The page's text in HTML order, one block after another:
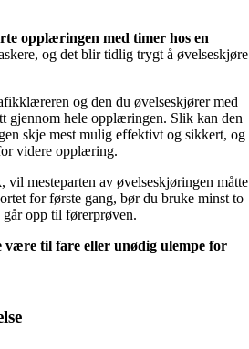
opplæringen med timer hos en
og det blir tidlig trygt å øvelseskjøre
og den du øvelseskjører med
gjennom hele opplæringen. Slik kan den
skje mest mulig effektivt og sikkert, og
videre opplæring.
vil mesteparten av øvelseskjøringen måtte
for første gang, bør du bruke minst to
opp til førerprøven.
være til fare eller unødig ulempe for